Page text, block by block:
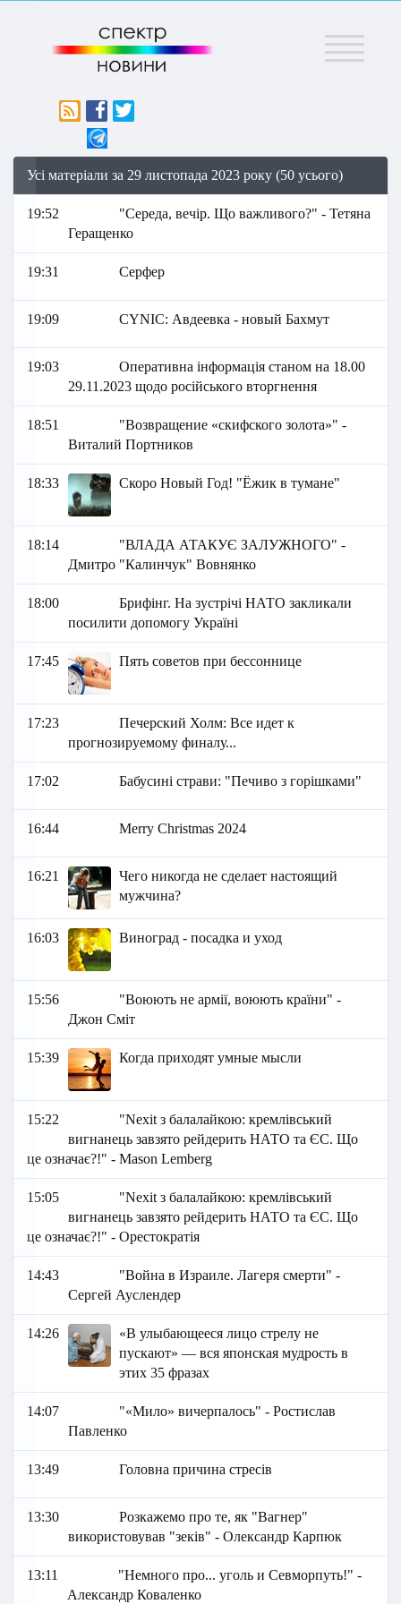
Меню
Усі матеріали за 29 листопада 2023 року (50 усього)
19:52
"Середа, вечір. Що важливого?" - Тетяна
Геращенко
19:31 Серфер
19:09 СYNIC: Авдеевка - новый Бахмут
19:03
Оперативна інформація станом на 18.00
29.11.2023 щодо російського вторгнення
18:51
"Возвращение «скифского золота»" -
Виталий Портников
18:33 Скоро Новый Год! "Ёжик в тумане"
18:14
"ВЛАДА АТАКУЄ ЗАЛУЖНОГО" -
Дмитро "Калинчук" Вовнянко
18:00
Брифінг. На зустрічі НАТО закликали
посилити допомогу Україні
17:45 Пять советов при бессоннице
17:23
Печерский Холм: Все идет к
прогнозируемому финалу...
17:02 Бабусині страви: "Печиво з горішками"
16:44 Merry Christmas 2024
16:21
Чего никогда не сделает настоящий
мужчина?
16:03 Виноград - посадка и уход
15:56
"Воюють не армії, воюють країни" -
Джон Сміт
15:39 Когда приходят умные мысли
15:22
"Nexit з балалайкою: кремлівський
вигнанець завзято рейдерить НАТО та ЄС. Що
це означає?!" - Маson Lemberg
15:05
"Nexit з балалайкою: кремлівський
вигнанець завзято рейдерить НАТО та ЄС. Що
це означає?!" - Орестократія
14:43
"Война в Израиле. Лагеря смерти" -
Сергей Ауслендер
14:26
«В улыбающееся лицо стрелу не
пускают» — вся японская мудрость в
этих 35 фразах
14:07
"«Мило» вичерпалось" - Ростислав
Павленко
13:49 Головна причина стресів
13:30
Розкажемо про те, як "Вагнер"
використовував "зеків" - Олександр Карпюк
13:11
"Немного про... уголь и Севморпуть!" -
Александр Коваленко